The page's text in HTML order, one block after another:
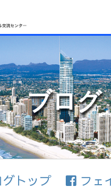
ブログ
トップ フェ